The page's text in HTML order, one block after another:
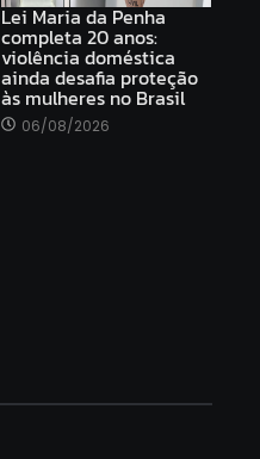
Lei Maria da Penha
completa 20 anos:
violência doméstica
ainda desafia proteção
às mulheres no Brasil
06/08/2026